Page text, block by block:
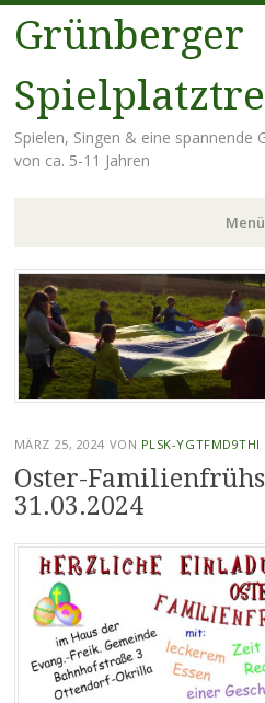
Grünberger
Spielen, Singen & eine spannende
von ca. 5-11 Jahren
Menü
Zum
Inhalt
springen
MÄRZ 25, 2024 VON PLSK-YGTFMD9THI
Oster-
31.03.2024